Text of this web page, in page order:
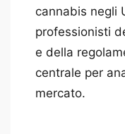
cannabis negli
professionisti
e della
centrale per
mercato.